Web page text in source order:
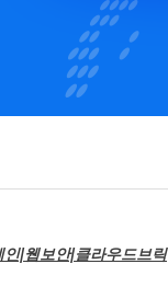
|웹보안|클라우드브릭